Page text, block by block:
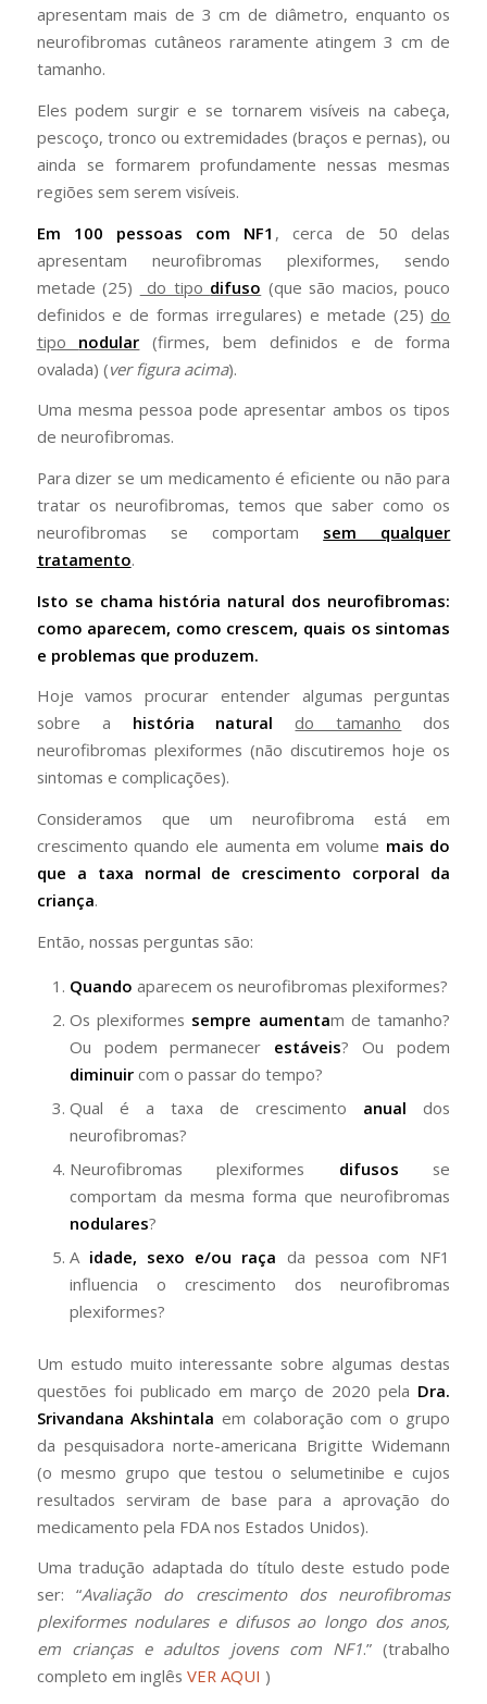
apresentam mais de 3 cm de diâmetro, enquanto os
neurofibromas cutâneos raramente atingem 3 cm de
tamanho.
Eles podem surgir e se tornarem visíveis na cabeça,
pescoço, tronco ou extremidades (braços e pernas), ou
ainda se formarem profundamente nessas mesmas
regiões sem serem visíveis.
Em 100 pessoas com NF1 , cerca de 50 delas
apresentam neurofibromas plexiformes, sendo
metade (25)
do tipo difuso (que são macios, pouco
definidos e de formas irregulares) e metade (25)do
tipo nodular (firmes, bem definidos e de forma
ovalada) (ver figura acima).
Uma mesma pessoa pode apresentar ambos os tipos
de neurofibromas.
Para dizer se um medicamento é eficiente ou não para
tratar os neurofibromas, temos que saber como os
neurofibromas se comportam sem qualquer
tratamento.
Isto se chama história natural dos neurofibromas:
como aparecem, como crescem, quais os sintomas
e problemas que produzem.
Hoje vamos procurar entender algumas perguntas
sobre a história natural do tamanho dos
neurofibromas plexiformes (não discutiremos hoje os
sintomas e complicações).
Consideramos que um neurofibroma está em
crescimento quando ele aumenta em volume mais do
que a taxa normal de crescimento corporal da
criança.
Então, nossas perguntas são:
Quando aparecem os neurofibromas plexiformes?
Os plexiformes sempre aumentam de tamanho?
Ou podem permanecer estáveis? Ou podem
diminuircom o passar do tempo?
Qual é a taxa de crescimento anual dos
neurofibromas?
Neurofibromas plexiformes difusos se
comportam da mesma forma que neurofibromas
nodulares?
A idade, sexo e/ou raça da pessoa com NF1
influencia o crescimento dos neurofibromas
plexiformes?
Um estudo muito interessante sobre algumas destas
questões foi publicado em março de 2020 pela Dra.
Srivandana Akshintala em colaboração com o grupo
da pesquisadora norte-americana Brigitte Widemann
(o mesmo grupo que testou o selumetinibe e cujos
resultados serviram de base para a aprovação do
medicamento pela FDA nos Estados Unidos).
Uma tradução adaptada do título deste estudo pode
ser: “Avaliação do crescimento dos neurofibromas
plexiformes nodulares e difusos ao longo dos anos,
em crianças e adultos jovens com NF1.” (trabalho
completo em inglês VER AQUI )